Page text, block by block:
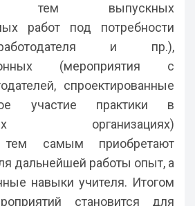
тем выпускных
работ под потребности
и пр.),
(мероприятия с
спроектированные
участие практики в
организациях)
тем самым приобретают
дальнейшей работы опыт, а
навыки учителя. Итогом
становится для